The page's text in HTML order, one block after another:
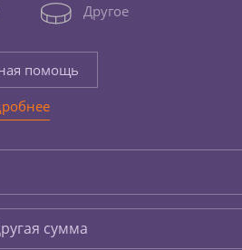
Другое
помощь
сумма